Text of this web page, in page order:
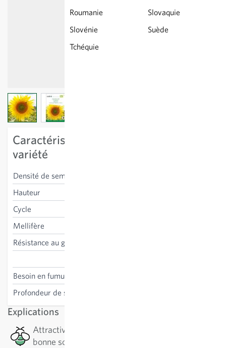
Roumanie
Slovaquie
Slovénie
Suède
Tchéquie
View larger imageView larger image
Caractéristiques spécifiques à la
variété
Densité de semis
Hauteur
Cycle
Mellifère
Résistance au gel
Besoin en fumure
Profondeur de semis
Explications
Attractive pour les abeilles : Cette plante est une
bonne source de nectar en termes